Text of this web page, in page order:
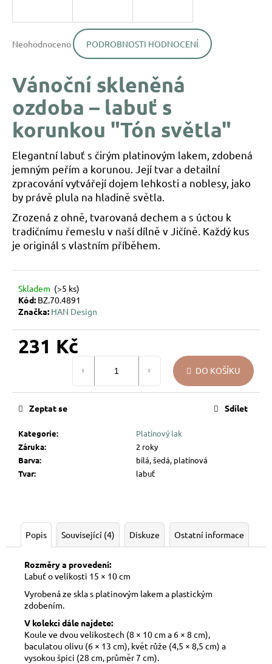
hodnocení
0,0
5
hvězdiček.
Neohodnoceno PODROBNOSTI HODNOCENÍ
Vánoční skleněná
ozdoba – labuť s
korunkou "Tón světla"
Elegantní labuť s čirým platinovým lakem, zdobená
jemným peřím a korunou. Její tvar a detailní
zpracování vytvářejí dojem lehkosti a noblesy, jako
by právě plula na hladině světla.
Zrozená z ohně, tvarovaná dechem a s úctou k
tradičnímu řemeslu v naší dílně v Jičíně. Každý kus
je originál s vlastním příběhem.
Skladem (>5 ks)
Kód: BZ.70.4891
Značka: HAN Design
231 Kč
DO KOŠÍKU
Kategorie:
Platinový lak
Záruka:
2 roky
Barva:
bílá, šedá, platinová
Tvar: labuť
Zeptat se Sdílet
Popis Související (4) Diskuze Ostatní informace
Rozměry a provedení:
Labuť o velikosti 15 × 10 cm
Vyrobená ze skla s platinovým lakem a plastickým
zdobením.
V kolekci dále najdete:
Koule ve dvou velikostech (8 × 10 cm a 6 × 8 cm),
baculatou olivu (6 × 13 cm), květ růže (4,5 × 8,5 cm) a
vysokou špici (28 cm, průměr 7 cm).
í
?
D
o
p
o
r
č
u
e
e
OZDOBA
KOULE
VĚTVIČKA
119
Kč